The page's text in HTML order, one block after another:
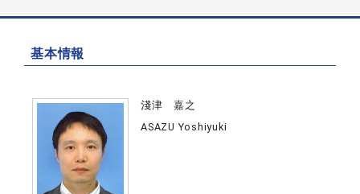
基本情報
淺津 嘉之
ASAZU Yoshiyuki